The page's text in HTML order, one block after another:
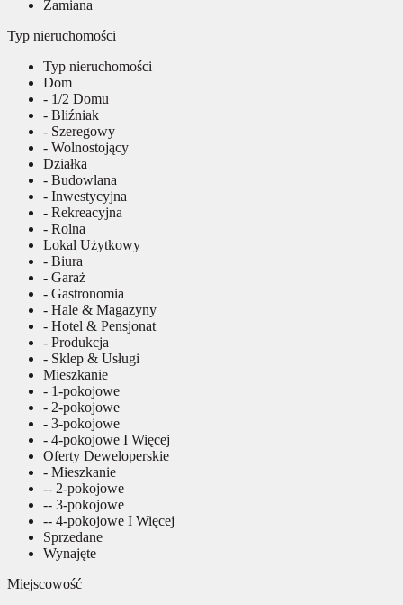
Zamiana
Typ nieruchomości
Typ nieruchomości
Dom
- 1/2 Domu
- Bliźniak
- Szeregowy
- Wolnostojący
Działka
- Budowlana
- Inwestycyjna
- Rekreacyjna
- Rolna
Lokal Użytkowy
- Biura
- Garaż
- Gastronomia
- Hale & Magazyny
- Hotel & Pensjonat
- Produkcja
- Sklep & Usługi
Mieszkanie
- 1-pokojowe
- 2-pokojowe
- 3-pokojowe
- 4-pokojowe I Więcej
Oferty Deweloperskie
- Mieszkanie
-- 2-pokojowe
-- 3-pokojowe
-- 4-pokojowe I Więcej
Sprzedane
Wynajęte
Miejscowość